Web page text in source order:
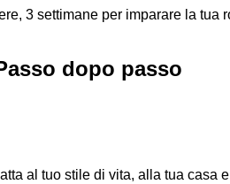
3 settimane per imparare la
dopo passo
al tuo stile di vita, alla tua casa